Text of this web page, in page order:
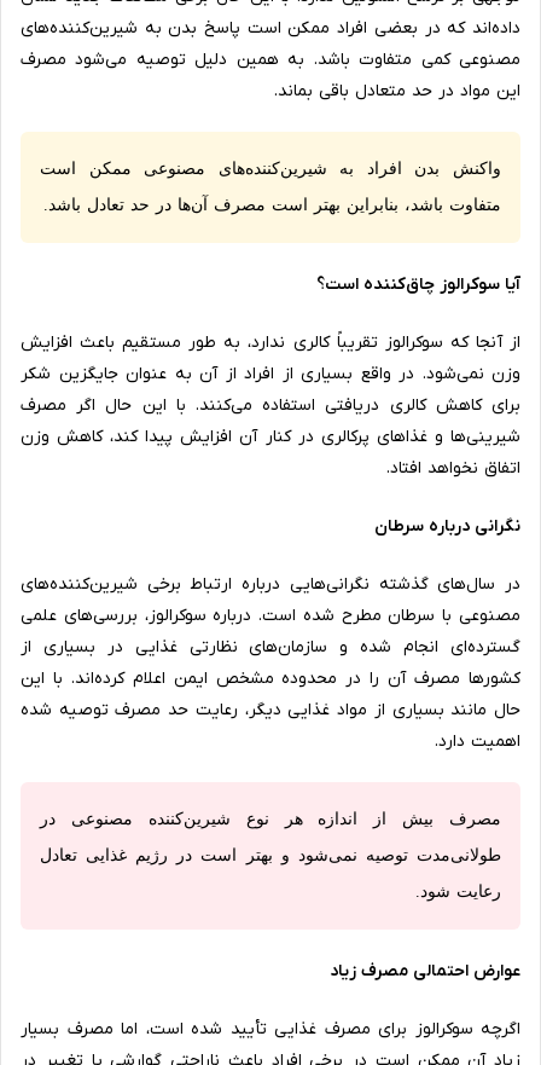
داده‌اند که در بعضی افراد ممکن است پاسخ بدن به شیرین‌کننده‌های
مصنوعی کمی متفاوت باشد. به همین دلیل توصیه می‌شود مصرف
این مواد در حد متعادل باقی بماند.
واکنش بدن افراد به شیرین‌کننده‌های مصنوعی ممکن است
متفاوت باشد، بنابراین بهتر است مصرف آن‌ها در حد تعادل باشد.
آیا سوکرالوز چاق‌کننده است؟
از آنجا که سوکرالوز تقریباً کالری ندارد، به طور مستقیم باعث افزایش
وزن نمی‌شود. در واقع بسیاری از افراد از آن به عنوان جایگزین شکر
برای کاهش کالری دریافتی استفاده می‌کنند. با این حال اگر مصرف
شیرینی‌ها و غذاهای پرکالری در کنار آن افزایش پیدا کند، کاهش وزن
اتفاق نخواهد افتاد.
نگرانی درباره سرطان
در سال‌های گذشته نگرانی‌هایی درباره ارتباط برخی شیرین‌کننده‌های
مصنوعی با سرطان مطرح شده است. درباره سوکرالوز، بررسی‌های علمی
گسترده‌ای انجام شده و سازمان‌های نظارتی غذایی در بسیاری از
کشورها مصرف آن را در محدوده مشخص ایمن اعلام کرده‌اند. با این
حال مانند بسیاری از مواد غذایی دیگر، رعایت حد مصرف توصیه شده
اهمیت دارد.
مصرف بیش از اندازه هر نوع شیرین‌کننده مصنوعی در
طولانی‌مدت توصیه نمی‌شود و بهتر است در رژیم غذایی تعادل
رعایت شود.
عوارض احتمالی مصرف زیاد
اگرچه سوکرالوز برای مصرف غذایی تأیید شده است، اما مصرف بسیار